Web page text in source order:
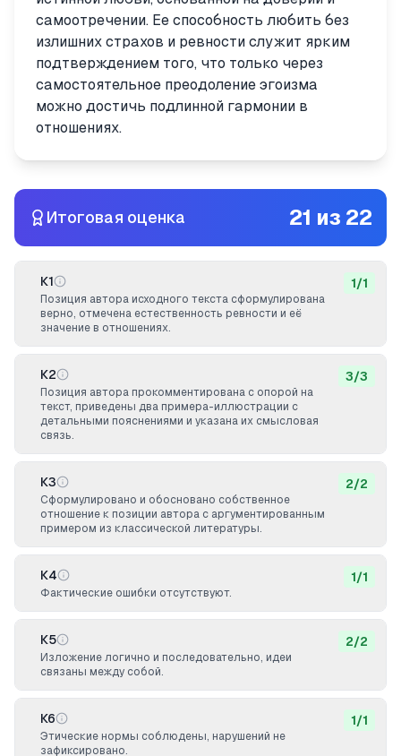
самоотречении. Ее способность любить без
излишних страхов и ревности служит ярким
подтверждением того, что только через
самостоятельное преодоление эгоизма
можно достичь подлинной гармонии в
отношениях.
Итоговая оценка 21 из 22
К1
Позиция автора исходного текста сформулирована
верно, отмечена естественность ревности и её
значение в отношениях.
1/1
К2
Позиция автора прокомментирована с опорой на
текст, приведены два примера-иллюстрации с
детальными пояснениями и указана их смысловая
связь.
3/3
К3
Сформулировано и обосновано собственное
отношение к позиции автора с аргументированным
примером из классической литературы.
2/2
К4
Фактические ошибки отсутствуют.
1/1
К5
Изложение логично и последовательно, идеи
связаны между собой.
2/2
К6
Этические нормы соблюдены, нарушений не
зафиксировано.
1/1